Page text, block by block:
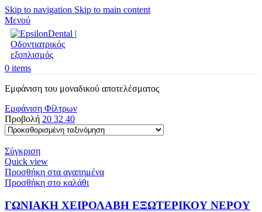
Skip to navigation Skip to main content
Μενού
0 items
Εμφάνιση του μοναδικού αποτελέσματος
Εμφάνιση Φίλτρων
Προβολή 20 32 40
Σύγκριση
Quick view
Προσθήκη στα αγαπημένα
Προσθήκη στο καλάθι
ΓΩΝΙΑΚΗ ΧΕΙΡΟΛΑΒΗ ΕΞΩΤΕΡΙΚΟΥ ΝΕΡΟΥ